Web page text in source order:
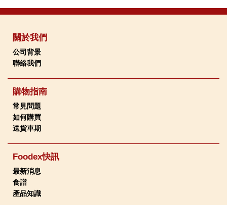
關於我們
公司背景
聯絡我們
購物指南
常見問題
如何購買
送貨車期
Foodex快訊
最新消息
食譜
產品知識